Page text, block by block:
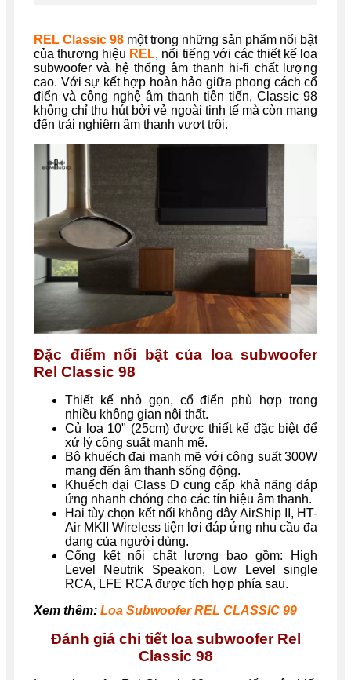
REL Classic 98 một trong những sản phẩm nổi bật
của thương hiệu REL, nổi tiếng với các thiết kế loa
subwoofer và hệ thống âm thanh hi-fi chất lượng
cao. Với sự kết hợp hoàn hảo giữa phong cách cổ
điển và công nghệ âm thanh tiên tiến, Classic 98
không chỉ thu hút bởi vẻ ngoài tinh tế mà còn mang
đến trải nghiệm âm thanh vượt trội.
Đặc điểm nổi bật của loa subwoofer
Rel Classic 98
Thiết kế nhỏ gọn, cổ điển phù hợp trong
nhiều không gian nội thất.
Củ loa 10" (25cm) được thiết kế đặc biệt để
xử lý công suất mạnh mẽ.
Bộ khuếch đại mạnh mẽ với công suất 300W
mang đến âm thanh sống động.
Khuếch đại Class D cung cấp khả năng đáp
ứng nhanh chóng cho các tín hiệu âm thanh.
Hai tùy chọn kết nối không dây AirShip II, HT-
Air MKII Wireless tiện lợi đáp ứng nhu cầu đa
dạng của người dùng.
Cổng kết nối chất lượng bao gồm: High
Level Neutrik Speakon, Low Level single
RCA, LFE RCA được tích hợp phía sau.
Xem thêm: Loa Subwoofer REL CLASSIC 99
Đánh giá chi tiết loa subwoofer Rel
Classic 98